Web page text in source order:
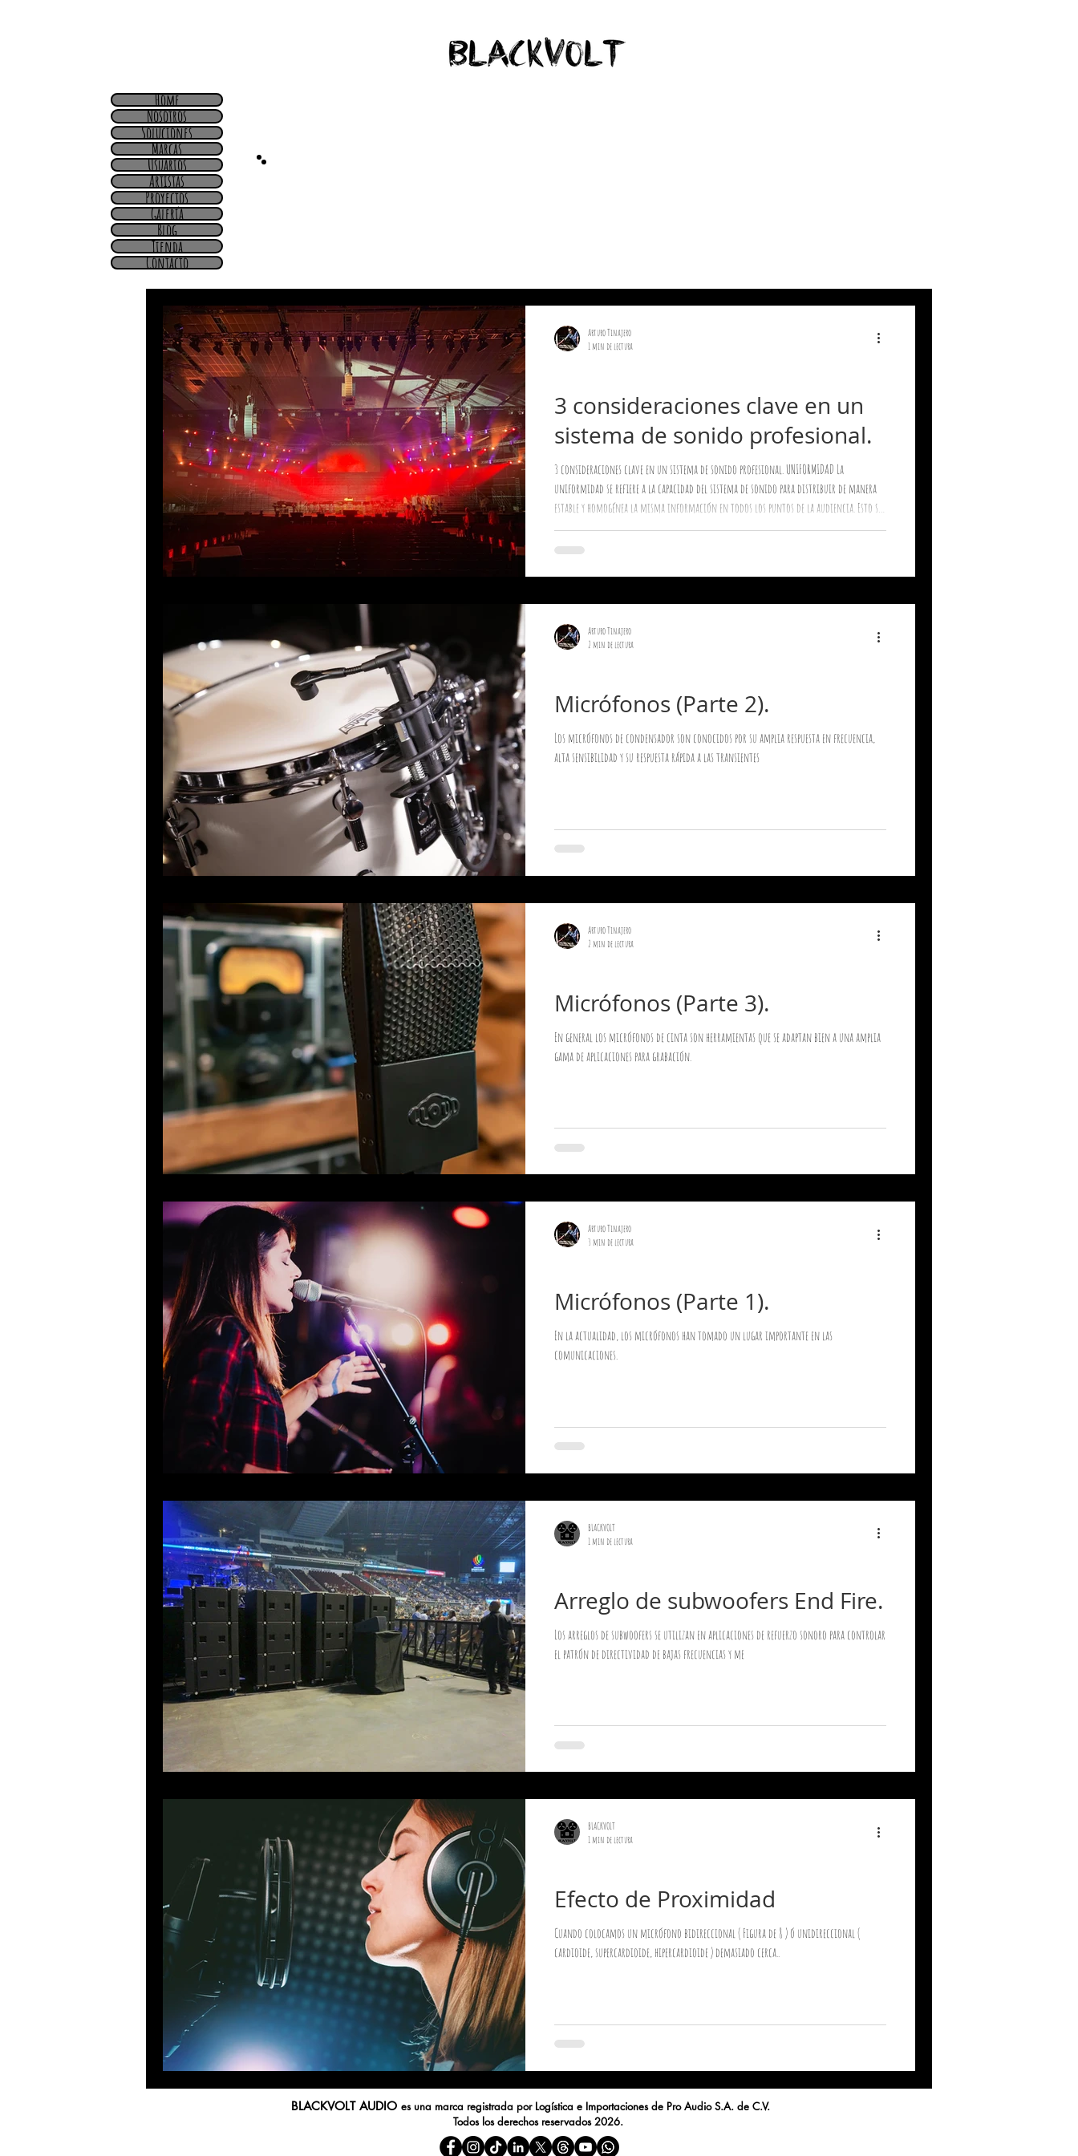
Home
Nosotros
Soluciones
Marcas
Usuarios
Artistas
Proyectos
Galería
Blog
Tienda
Contacto
3 consideraciones clave en un
sistema de sonido profesional.
3 consideraciones clave en un sistema de sonido profesional. UNIFORMIDAD La
uniformidad se refiere a la capacidad del sistema de sonido para distribuir de manera
estable y homogénea la misma información en todos los puntos de la audiencia. Esto se
puede determinar mediante la especificación de cobertura. Esto garantiza una
experiencia auditiva consistente para la mayoría de oyentes.
Arturo Tinajero
1 min de lectura
Micrófonos (Parte 2).
Los micrófonos de condensador son conocidos por su amplia respuesta en frecuencia,
alta sensibilidad y su respuesta rápida a las transientes
Arturo Tinajero
2 min de lectura
Micrófonos (Parte 3).
En general los micrófonos de cinta son herramientas que se adaptan bien a una amplia
gama de aplicaciones para grabación.
Arturo Tinajero
2 min de lectura
Micrófonos (Parte 1).
En la actualidad, los micrófonos han tomado un lugar importante en las
comunicaciones.
Arturo Tinajero
3 min de lectura
Arreglo de subwoofers End Fire.
Los arreglos de subwoofers se utilizan en aplicaciones de refuerzo sonoro para controlar
el patrón de directividad de bajas frecuencias y me
BLACKVOLT
1 min de lectura
Efecto de Proximidad
Cuando colocamos un micrófono bidireccional ( Figura de 8 ) ó unidireccional (
cardioide, supercardioide, hipercardioide ) demasiado cerca..
BLACKVOLT
1 min de lectura
BLACKVOLT AUDIO es una marca registrada por Logística e Importaciones de Pro Audio S.A. de C.V.
Todos los derechos reservados 2026.